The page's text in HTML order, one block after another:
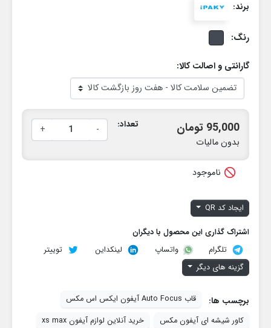
برند:
رنگ:
گارانتی و اصالت کالا:
95,000 تومان
بدون مالیات
تعداد: -
+
 ناموجود
ایجاد کد QR
اشتراک گذاری این محصول با دیگران
تلگرام
واتساپ لینکداین
توییتر
گزینه های دیگر
برچسب ها:
قاب Auto Focus آیفون ایکس اس مکس
کاور شیشه ای آیفون مکس
خرید آنلاین لوازم آیفون xs max